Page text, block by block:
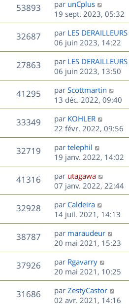
g
e
s
s
a
g
e
s
r
m
e
s
s
a
g
e
e
s
n
i
e
r
m
e
s
s
a
g
e
53893V
u
s
D
e
r
n
i
e
r
m
e
s
s
a
g
e
par unCplus
19 sept. 2023, 05:32
32687V
u
e
D
e
r
n
i
e
r
m
e
s
s
a
g
e
par LES DERAILLEURS
06 juin 2023, 14:22
27863V
u
s
D
e
r
n
i
e
r
m
e
s
s
a
g
e
par LES DERAILLEURS
06 juin 2023, 13:50
41295V
u
s
D
e
r
n
i
e
r
m
e
s
s
a
g
e
par Scottmartin
13 déc. 2022, 09:40
33349V
u
D
e
r
n
i
e
r
m
e
s
s
a
g
e
par KOHLER
22 févr. 2022, 09:56
32719V
u
e
s
D
e
r
n
i
e
r
m
e
s
s
a
g
e
par telephil
19 janv. 2022, 14:02
41316V
u
e
s
D
e
r
n
i
e
r
m
e
s
s
a
g
e
par utagawa
07 janv. 2022, 22:44
32928V
u
D
e
r
n
i
e
r
m
e
s
s
par Caldeira
14 juil. 2021, 14:13
38787V
u
e
D
e
r
n
i
e
r
m
par maraudeur
20 mai 2021, 15:23
37926V
u
e
D
e
r
n
i
par Rgavarry
20 mai 2021, 10:25
31686V
D
e
par ZestyCastor
02 avr. 2021, 14:16